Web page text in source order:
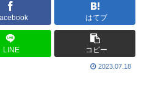
はてブ
LINE コピー
2023.07.18